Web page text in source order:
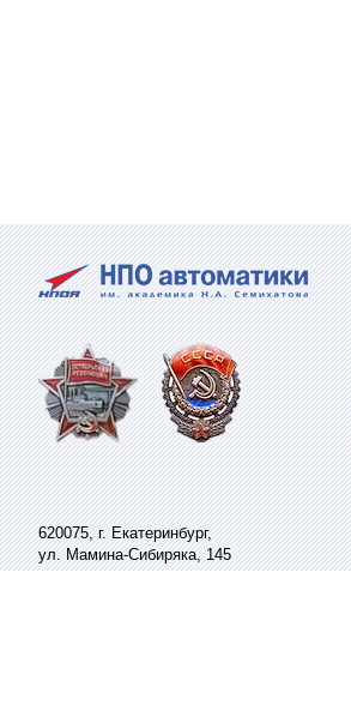
620075, г. Екатеринбург,
ул. Мамина-Сибиряка, 145